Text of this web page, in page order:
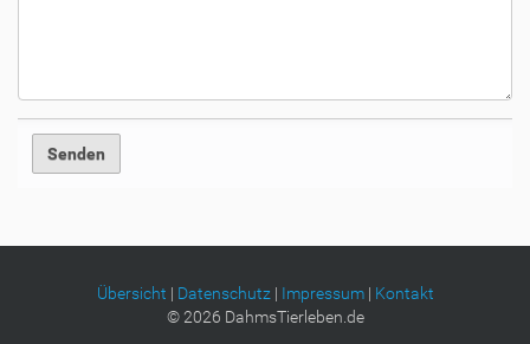
Übersicht | Datenschutz| Impressum| Kontakt
©2026 DahmsTierleben.de